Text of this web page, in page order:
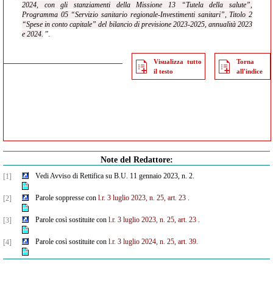
2024, con gli stanziamenti della Missione 13 “Tutela della salute”,
Programma 05 “Servizio sanitario regionale-Investimenti sanitari”, Titolo 2
“Spese in conto capitale” del bilancio di previsione 2023-2025, annualità 2023
e 2024. ”.
Visualizza tutto
il testo
Torna
all'indice
Note del Redattore:
[1] Vedi Avviso di Rettifica su B.U. 11 gennaio 2023, n. 2.
[2] Parole soppresse con l.r. 3 luglio 2023, n. 25, art. 23.
[3] Parole così sostituite con l.r. 3 luglio 2023, n. 25, art. 23.
[4] Parole così sostituite con l.r. 3 luglio 2024, n. 25, art. 39.